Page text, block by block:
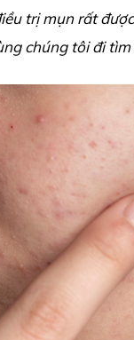
trị mụn rất
chúng tôi đi